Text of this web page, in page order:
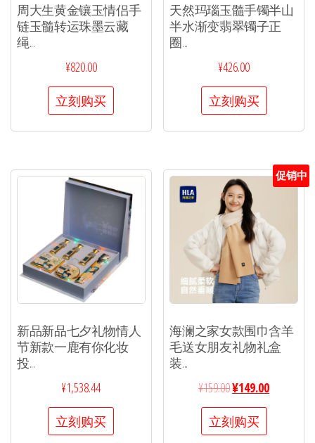
周大生黄金镶玉情侣手
链玉髓转运珠墨云藏
绳...
¥820.00
立刻购买
天然玛瑙玉髓手镯半山
半水渐变翡翠镯子正
圈...
¥426.00
立刻购买
新品新品七夕礼物情人
节新款一鹿有你化妆
投...
¥1,538.44
立刻购买
促销中
海澜之家女款围巾含羊
毛送女朋友礼物礼盒
装...
¥159.00¥149.00
立刻购买